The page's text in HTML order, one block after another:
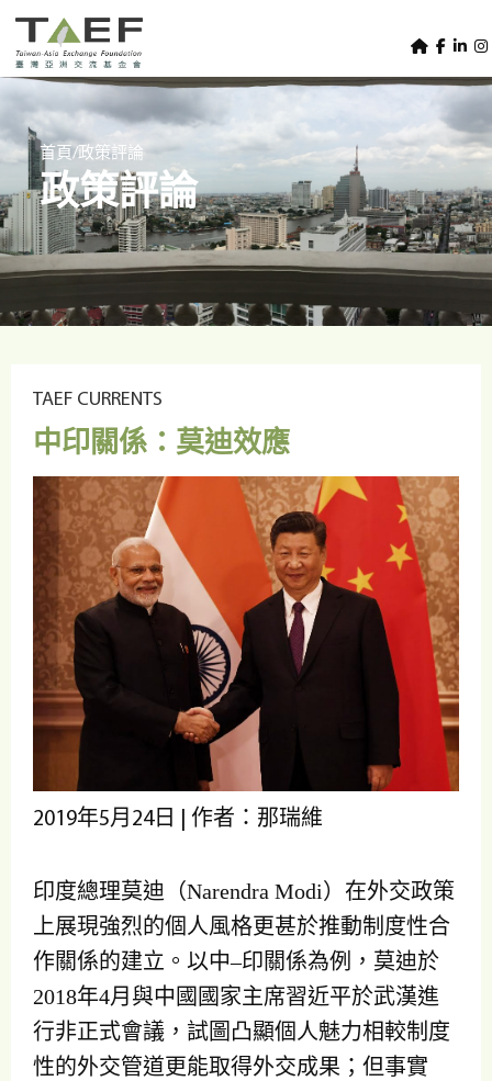
Skip to main content
TAEF
s
e
m
e
n
u
o
m
e
p
a
g
e
m
n
首頁/政策評論
政策評論
TAEF CURRENTS
中印關係：莫迪效應
2019年5月24日 | 作者：那瑞維
印度總理莫迪（Narendra Modi）在外交政策
上展現強烈的個人風格更甚於推動制度性合
作關係的建立。以中–印關係為例，莫迪於
2018年4月與中國國家主席習近平於武漢進
行非正式會議，試圖凸顯個人魅力相較制度
性的外交管道更能取得外交成果；但事實